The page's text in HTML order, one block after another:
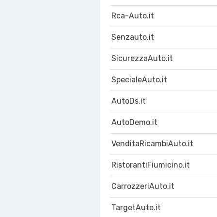
Rca-Auto.it
Senzauto.it
SicurezzaAuto.it
SpecialeAuto.it
AutoDs.it
AutoDemo.it
VenditaRicambiAuto.it
RistorantiFiumicino.it
CarrozzeriAuto.it
TargetAuto.it